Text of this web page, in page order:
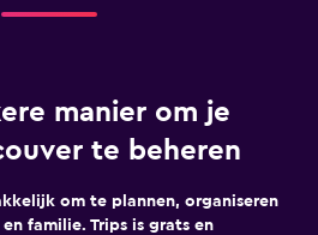
manier om je
te beheren
om te plannen, organiseren
familie. Trips is grats en